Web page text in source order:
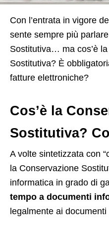
Con l’entrata in vigore
sente sempre più
Sostitutiva… ma cos’è
Sostitutiva? È
fatture elettroniche?
Cos’è la
Sostitutiva?
A volte sintetizzata con
la Conservazione
informatica in grado di
tempo a documenti
legalmente ai